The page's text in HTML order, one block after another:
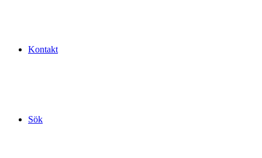
Kontakt
Sök